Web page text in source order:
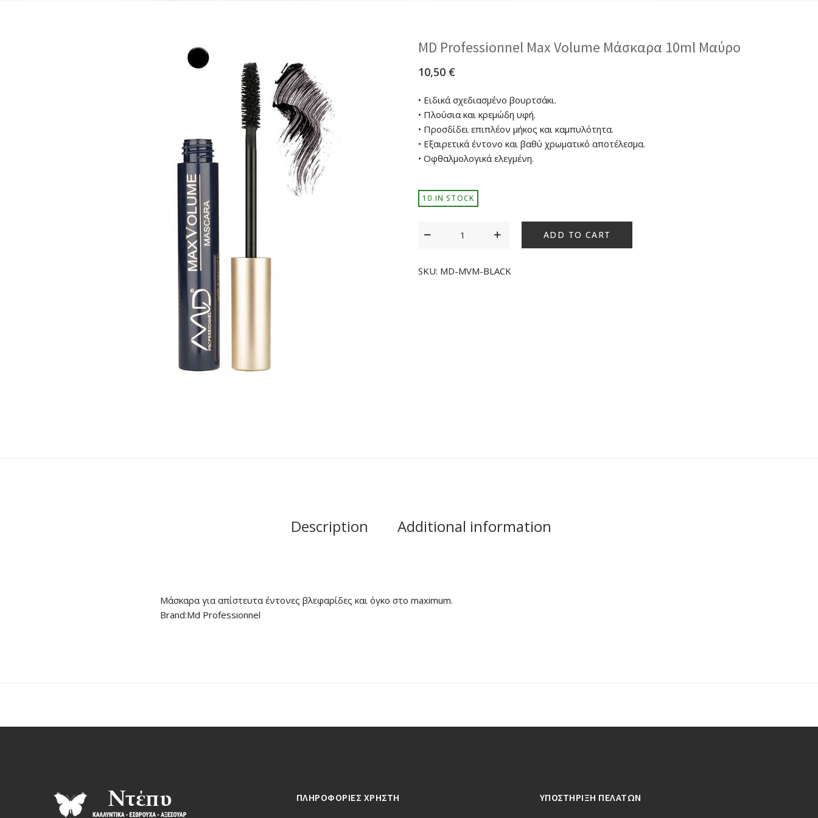
MD Professionnel Max Volume Μάσκαρα 10ml Μαύρο
10,50 €
• Ειδικά σχεδιασμένο βουρτσάκι.
• Πλούσια και κρεμώδη υφή.
• Προσδίδει επιπλέον μήκος και καμπυλότητα.
• Εξαιρετικά έντονο και βαθύ χρωματικό αποτέλεσμα.
• Οφθαλμολογικά ελεγμένη.
10 IN STOCK
ADD TO CART
SKU: MD-MVM-BLACK
Description Additional information
Μάσκαρα για απίστευτα έντονες βλεφαρίδες και όγκο στο maximum.
Brand:Md Professionnel
ΠΛΗΡΟΦΟΡΙΕΣ ΧΡΗΣΤΗ ΥΠΟΣΤΗΡΙΞΗ ΠΕΛΑΤΩΝ